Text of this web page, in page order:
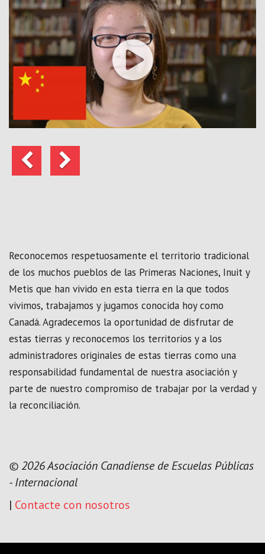
AnteriorSiguiente
Reconocemos respetuosamente el territorio tradicional
de los muchos pueblos de las Primeras Naciones, Inuit y
Metis que han vivido en esta tierra en la que todos
vivimos, trabajamos y jugamos conocida hoy como
Canadá. Agradecemos la oportunidad de disfrutar de
estas tierras y reconocemos los territorios y a los
administradores originales de estas tierras como una
responsabilidad fundamental de nuestra asociación y
parte de nuestro compromiso de trabajar por la verdad y
la reconciliación.
© 2026 Asociación Canadiense de Escuelas Públicas
- Internacional
| Contacte con nosotros